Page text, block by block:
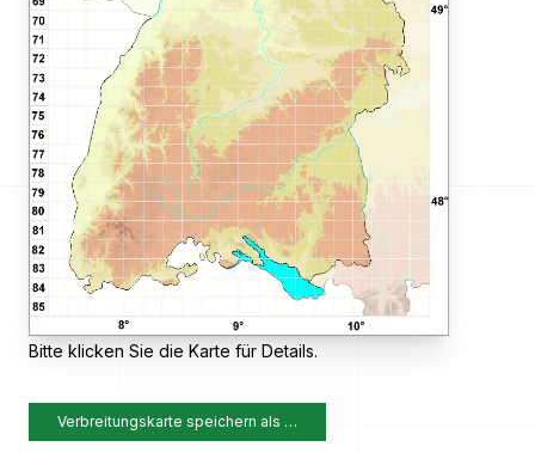
Bitte klicken Sie die Karte für Details.
Verbreitungskarte speichern als …